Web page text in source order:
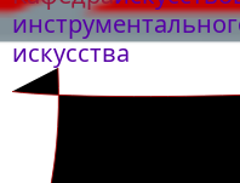
искусства